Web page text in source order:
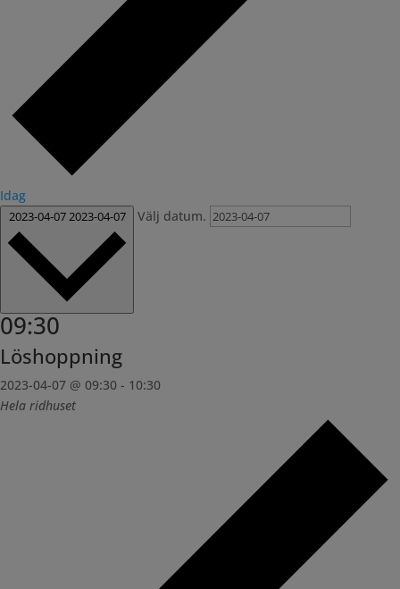
Idag
2023-04-072023-04-07 Välj datum.
09:30
Löshoppning
2023-04-07 @ 09:30 - 10:30
Hela ridhuset